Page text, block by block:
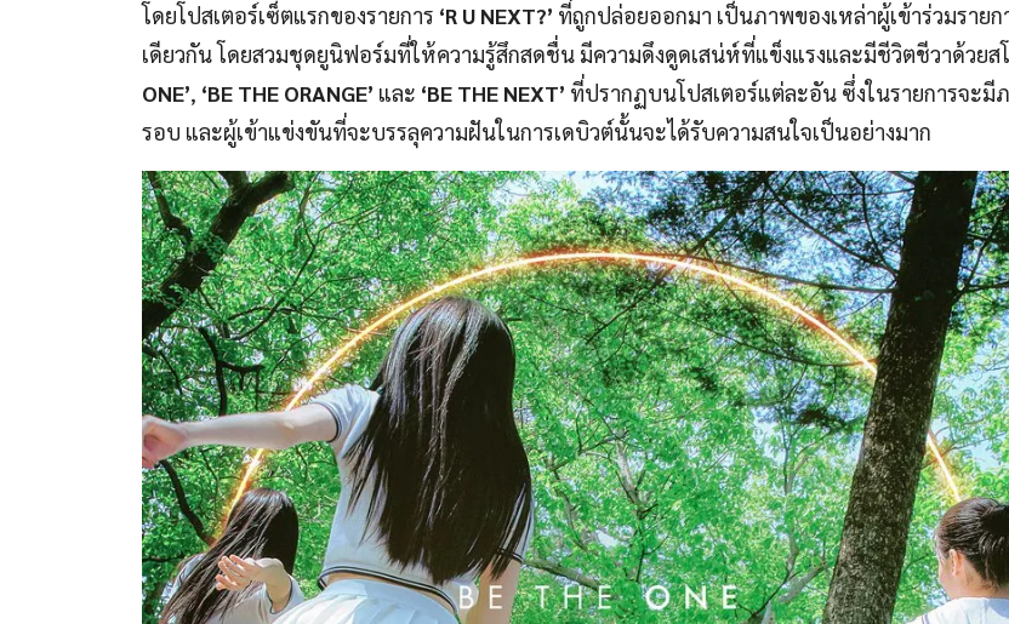
โดยโปสเตอร์เซ็ตแรกของรายการ ‘R U NEXT?’ ที่ถูกปล่อยออกมา เป็นภาพของเหล่าผู้เข้าร่วมรายก
เดียวกัน โดยสวมชุดยูนิฟอร์มที่ให้ความรู้สึกสดชื่น มีความดึงดูดเสน่ห์ที่แข็งแรงและมีชีวิตชีวาด้วยส
ONE’, ‘BE THE ORANGE’ และ ‘BE THE NEXT’ ที่ปรากฏบนโปสเตอร์แต่ละอัน ซึ่งในรายการจะมี
รอบ และผู้เข้าแข่งขันที่จะบรรลุความฝันในการเดบิวต์นั้นจะได้รับความสนใจเป็นอย่างมาก